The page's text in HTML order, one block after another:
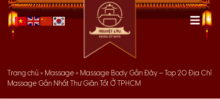
Trang chủ » Massage » Massage Body Gần Đây – Top 20 Địa Chỉ
Massage Gần Nhất Thư Giãn Tốt Ở TPHCM